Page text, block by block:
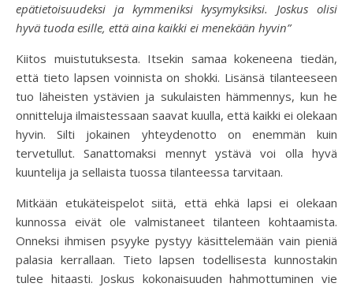
epätietoisuudeksi ja kymmeniksi kysymyksiksi. Joskus olisi
hyvä tuoda esille, että aina kaikki ei menekään hyvin”
Kiitos muistutuksesta. Itsekin samaa kokeneena tiedän,
että tieto lapsen voinnista on shokki. Lisänsä tilanteeseen
tuo läheisten ystävien ja sukulaisten hämmennys, kun he
onnitteluja ilmaistessaan saavat kuulla, että kaikki ei olekaan
hyvin. Silti jokainen yhteydenotto on enemmän kuin
tervetullut. Sanattomaksi mennyt ystävä voi olla hyvä
kuuntelija ja sellaista tuossa tilanteessa tarvitaan.
Mitkään etukäteispelot siitä, että ehkä lapsi ei olekaan
kunnossa eivät ole valmistaneet tilanteen kohtaamista.
Onneksi ihmisen psyyke pystyy käsittelemään vain pieniä
palasia kerrallaan. Tieto lapsen todellisesta kunnostakin
tulee hitaasti. Joskus kokonaisuuden hahmottuminen vie